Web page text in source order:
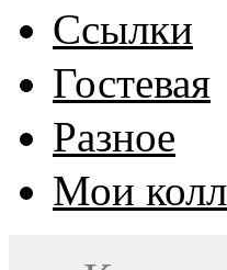
Ссылки
Гостевая
Разное
Мои